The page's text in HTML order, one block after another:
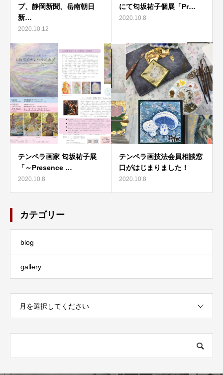
プ、静岡新聞、岳南朝日
新…
2020.10.12
にて匂坂祐子個展「Pr…
2020.10.8
テンペラ画家 匂坂祐子展
「～Presence …
2020.10.8
テンペラ画技法会員相談窓
口がはじまりました！
2020.10.8
カテゴリー
blog
gallery
月を選択してください